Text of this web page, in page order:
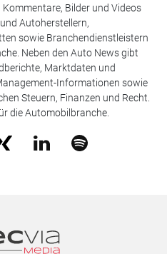
Bilder und Videos
Autoherstellern,
sowie Branchendienstleistern
Neben den Auto News gibt
Marktdaten und
Informationen sowie
Steuern, Finanzen und Recht.
die Automobilbranche.